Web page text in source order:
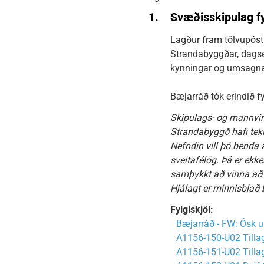
1. Svæðisskipulag
Lagður fram
Strandabyggðar,
kynningar og
Bæjarráð tók erindið
Skipulags- og
Strandabyggð hafi
Nefndin vill þó
sveitafélög. Þá er
samþykkt að vinna
Hjálagt er minnisblað
Fylgiskjöl:
Bæjarráð - FW: Ósk
A1156-150-U02
A1156-151-U02